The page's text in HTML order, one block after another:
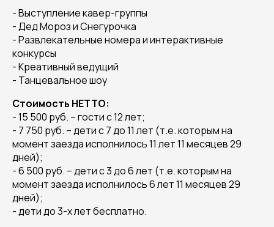
- Выступление кавер-группы
- Дед Мороз и Снегурочка
- Развлекательные номера и интерактивные
конкурсы
- Креативный ведущий
- Танцевальное шоу
Стоимость НЕТТО:
- 15 500 руб. – гости с 12 лет;
- 7 750 руб. – дети с 7 до 11 лет (т.е. которым на
момент заезда исполнилось 11 лет 11 месяцев 29
дней);
- 6 500 руб. – дети с 3 до 6 лет (т.е. которым на
момент заезда исполнилось 6 лет 11 месяцев 29
дней);
- дети до 3-х лет бесплатно.